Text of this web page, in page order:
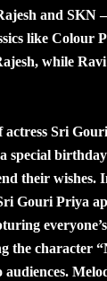
and SKN
like Colour
while
actress Sri
special
their wishes.
Gouri Priya
the character
audiences.